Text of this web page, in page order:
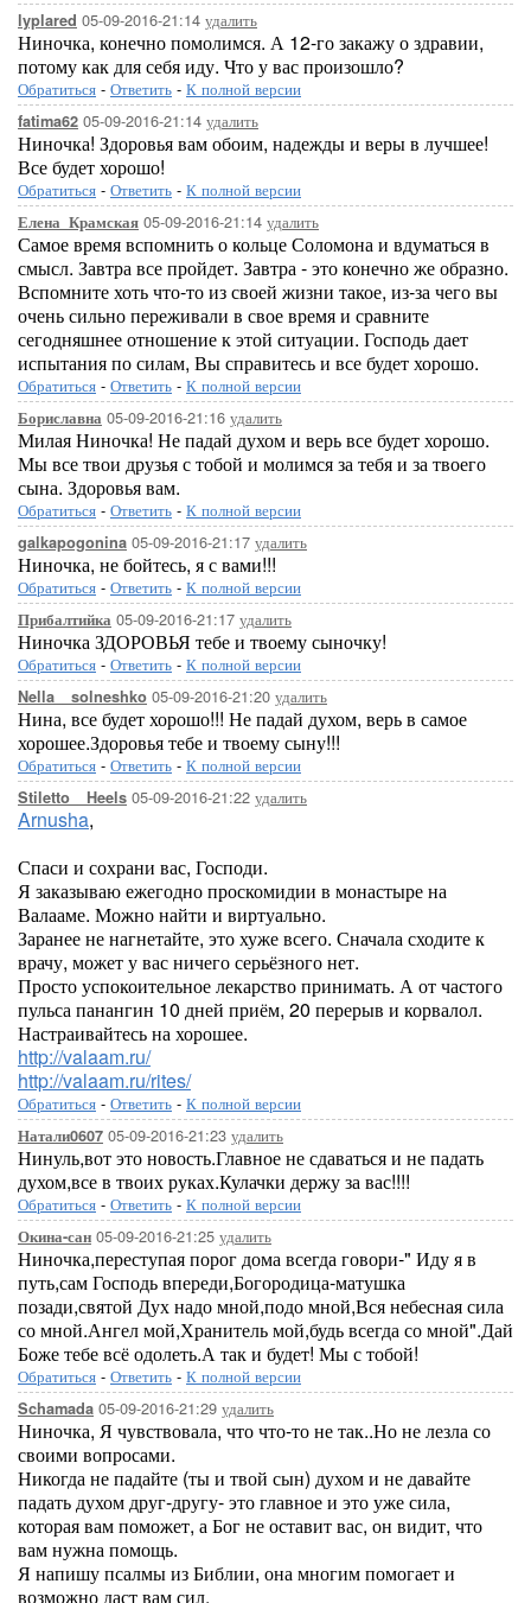
lyplared 05-09-2016-21:14 удалить
Ниночка, конечно помолимся. А 12-го закажу о здравии,
потому как для себя иду. Что у вас произошло?
Обратиться - Ответить - К полной версии
fatima62 05-09-2016-21:14 удалить
Ниночка! Здоровья вам обоим, надежды и веры в лучшее!
Все будет хорошо!
Обратиться - Ответить - К полной версии
Елена_Крамская 05-09-2016-21:14 удалить
Самое время вспомнить о кольце Соломона и вдуматься в
смысл. Завтра все пройдет. Завтра - это конечно же образно.
Вспомните хоть что-то из своей жизни такое, из-за чего вы
очень сильно переживали в свое время и сравните
сегодняшнее отношение к этой ситуации. Господь дает
испытания по силам, Вы справитесь и все будет хорошо.
Обратиться - Ответить - К полной версии
Бориславна 05-09-2016-21:16 удалить
Милая Ниночка! Не падай духом и верь все будет хорошо.
Мы все твои друзья с тобой и молимся за тебя и за твоего
сына. Здоровья вам.
Обратиться - Ответить - К полной версии
galkapogonina 05-09-2016-21:17 удалить
Ниночка, не бойтесь, я с вами!!!
Обратиться - Ответить - К полной версии
Прибалтийка 05-09-2016-21:17 удалить
Ниночка ЗДОРОВЬЯ тебе и твоему сыночку!
Обратиться - Ответить - К полной версии
Nella__solneshko 05-09-2016-21:20 удалить
Нина, все будет хорошо!!! Не падай духом, верь в самое
хорошее.Здоровья тебе и твоему сыну!!!
Обратиться - Ответить - К полной версии
Stiletto__Heels 05-09-2016-21:22 удалить
Arnusha,
Спаси и сохрани вас, Господи.
Я заказываю ежегодно проскомидии в монастыре на
Валааме. Можно найти и виртуально.
Заранее не нагнетайте, это хуже всего. Сначала сходите к
врачу, может у вас ничего серьёзного нет.
Просто успокоительное лекарство принимать. А от частого
пульса панангин 10 дней приём, 20 перерыв и корвалол.
Настраивайтесь на хорошее.
http://valaam.ru/
http://valaam.ru/rites/
Обратиться - Ответить - К полной версии
Натали0607 05-09-2016-21:23 удалить
Нинуль,вот это новость.Главное не сдаваться и не падать
духом,все в твоих руках.Кулачки держу за вас!!!!
Обратиться - Ответить - К полной версии
Окина-сан 05-09-2016-21:25 удалить
Ниночка,переступая порог дома всегда говори-" Иду я в
путь,сам Господь впереди,Богородица-матушка
позади,святой Дух надо мной,подо мной,Вся небесная сила
со мной.Ангел мой,Хранитель мой,будь всегда со мной".Дай
Боже тебе всё одолеть.А так и будет! Мы с тобой!
Обратиться - Ответить - К полной версии
Schamada 05-09-2016-21:29 удалить
Ниночка, Я чувствовала, что что-то не так..Но не лезла со
своими вопросами.
Никогда не падайте (ты и твой сын) духом и не давайте
падать духом друг-другу- это главное и это уже сила,
которая вам поможет, а Бог не оставит вас, он видит, что
вам нужна помощь.
Я напишу псалмы из Библии, она многим помогает и
возможно даст вам сил.